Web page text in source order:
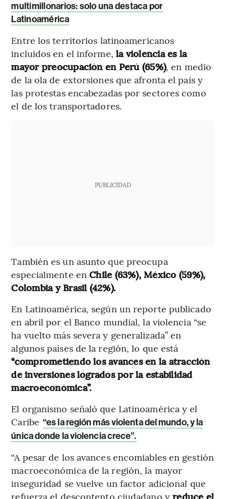
multimillonarios: solo una destaca por
Latinoamérica
Entre los territorios latinoamericanos
incluidos en el informe, la violencia es la
mayor preocupación en Perú (65%), en medio
de la ola de extorsiones que afronta el país y
las protestas encabezadas por sectores como
el de los transportadores.
PUBLICIDAD
También es un asunto que preocupa
especialmente enChile (63%), México (59%),
Colombia y Brasil (42%).
En Latinoamérica, según un reporte publicado
en abril por el Banco mundial, la violencia “se
ha vuelto más severa y generalizada” en
algunos países de la región, lo que está
“comprometiendo los avances en la atracción
de inversiones logrados por la estabilidad
macroeconómica”.
El organismo señaló que Latinoamérica y el
Caribe “es la región más violenta del mundo, y la
única donde la violencia crece”.
“A pesar de los avances encomiables en gestión
macroeconómica de la región, la mayor
inseguridad se vuelve un factor adicional que
refuerza el descontento ciudadano yreduce el